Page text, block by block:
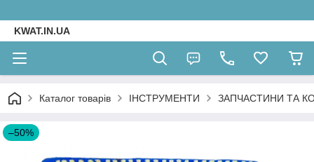
KWAT.IN.UA
Каталог товарів ІНСТРУМЕНТИ ЗАПЧАСТИНИ ТА
–50%